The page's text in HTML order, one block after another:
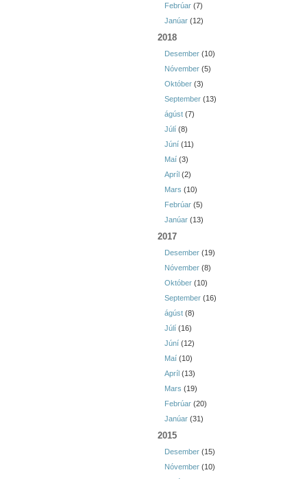
Febrúar (7)
Janúar (12)
2018
Desember (10)
Nóvember (5)
Október (3)
September (13)
ágúst (7)
Júlí (8)
Júní (11)
Maí (3)
Apríl (2)
Mars (10)
Febrúar (5)
Janúar (13)
2017
Desember (19)
Nóvember (8)
Október (10)
September (16)
ágúst (8)
Júlí (16)
Júní (12)
Maí (10)
Apríl (13)
Mars (19)
Febrúar (20)
Janúar (31)
2015
Desember (15)
Nóvember (10)